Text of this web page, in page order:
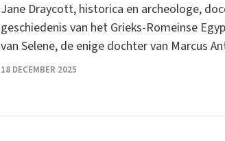
Jane Draycott, historica en archeologe,
geschiedenis van het Grieks-Romeinse
van Selene, de enige dochter van Marcus
18 DECEMBER 2025